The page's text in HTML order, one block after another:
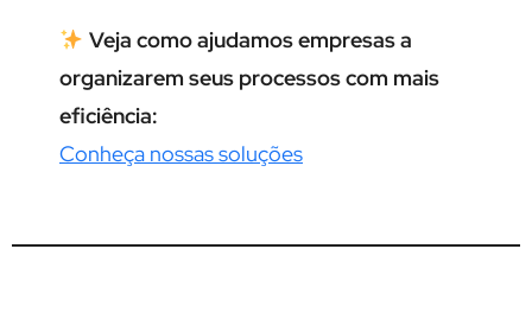
Veja como ajudamos empresas a
organizarem seus processos com mais
eficiência:
Conheça nossas soluções